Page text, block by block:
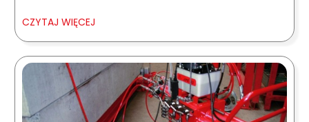
CZYTAJ WIĘCEJ